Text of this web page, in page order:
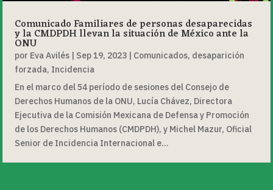
Comunicado Familiares de personas desaparecidas
y la CMDPDH llevan la situación de México ante la
ONU
por Eva Avilés | Sep 19, 2023 | Comunicados, desaparición
forzada, Incidencia
En el marco del 54 período de sesiones del Consejo de
Derechos Humanos de la ONU, Lucía Chávez, Directora
Ejecutiva de la Comisión Mexicana de Defensa y Promoción
de los Derechos Humanos (CMDPDH), y Michel Mazur, Oficial
Senior de Incidencia Internacional e...